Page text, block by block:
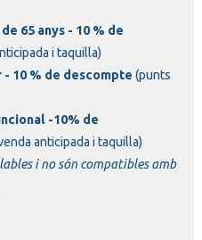
65 anys - 10 % de
i taquilla)
10 % de descompte (punts
-10% de
anticipada i taquilla)
i no són compatibles amb